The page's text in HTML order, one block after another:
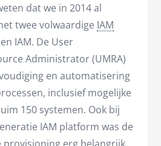
dat we in 2014 al
twee volwaardige IAM
IAM. De User
Administrator (UMRA)
en automatisering
inclusief mogelijke
150 systemen. Ook bij
IAM platform was de